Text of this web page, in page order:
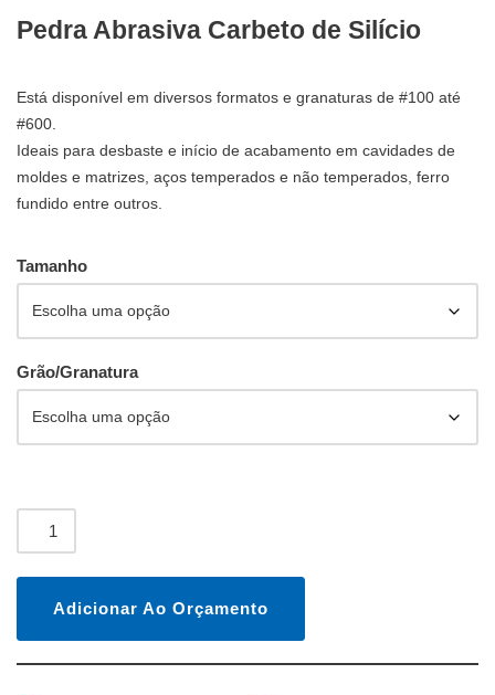
Pedra Abrasiva Carbeto de Silício
Está disponível em diversos formatos e granaturas de #100 até
#600.
Ideais para desbaste e início de acabamento em cavidades de
moldes e matrizes, aços temperados e não temperados, ferro
fundido entre outros.
Tamanho
Grão/Granatura
Adicionar Ao Orçamento